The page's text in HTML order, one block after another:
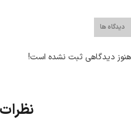
دیدگاه ها
هنوز دیدگاهی ثبت نشده است!